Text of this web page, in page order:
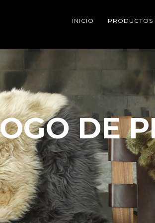
INICIO PRODUCTOS
DE